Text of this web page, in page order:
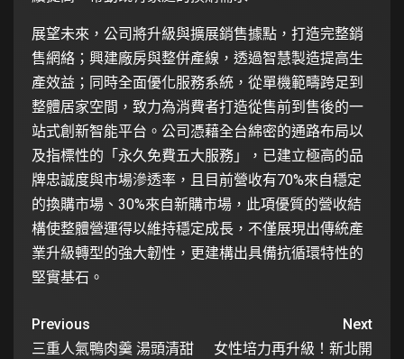
展望未來，公司將升級與擴展銷售據點，打造完整銷
售網絡；興建廠房與整併產線，透過智慧製造提高生
產效益；同時全面優化服務系統，從單機範疇跨足到
整體居家空間，致力為消費者打造從售前到售後的一
站式創新智能平台。公司憑藉全台綿密的通路布局以
及指標性的「永久免費五大服務」，已建立極高的品
牌忠誠度與市場滲透率，且目前營收有70%來自穩定
的換購市場、30%來自新購市場，此項優質的營收結
構使整體營運得以維持穩定成長，不僅展現出傳統產
業升級轉型的強大韌性，更建構出具備抗循環特性的
堅實基石。
Previous
三重人氣鴨肉羹 湯頭清甜
Next
女性培力再升級！新北開